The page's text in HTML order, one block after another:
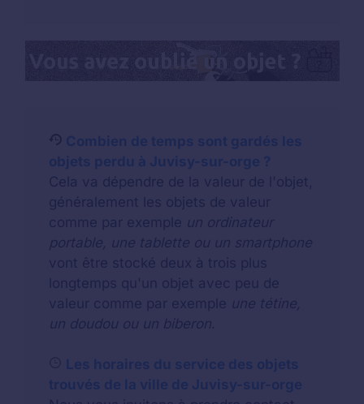
Combien de temps sont gardés les
objets perdu à Juvisy-sur-orge ?
Cela va dépendre de la valeur de l'objet,
généralement les objets de valeur
comme par exemple un ordinateur
portable, une tablette ou un smartphone
vont être stocké deux à trois plus
longtemps qu'un objet avec peu de
valeur comme par exemple une tétine,
un doudou ou un biberon.
Les horaires du service des objets
trouvés de la ville de Juvisy-sur-orge